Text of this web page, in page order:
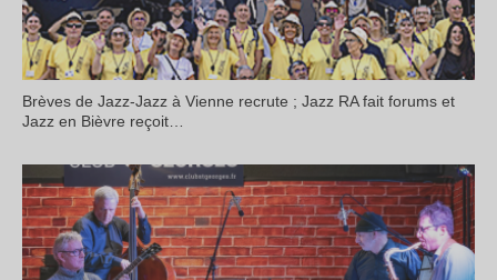
Brèves de Jazz-Jazz à Vienne recrute ; Jazz RA fait forums et
Jazz en Bièvre reçoit…